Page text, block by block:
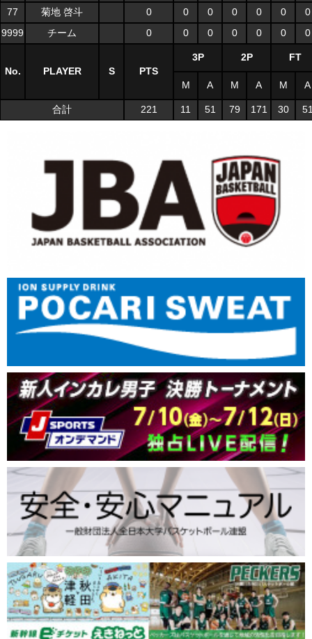
77 菊地 啓斗 0 0 0 0 0 0
0
9999
チーム 0 0 0 0 0 0 0
No. PLAYER S PTS
3P 2P FT
M A M A M A
合計 221 11 51 79 171 30